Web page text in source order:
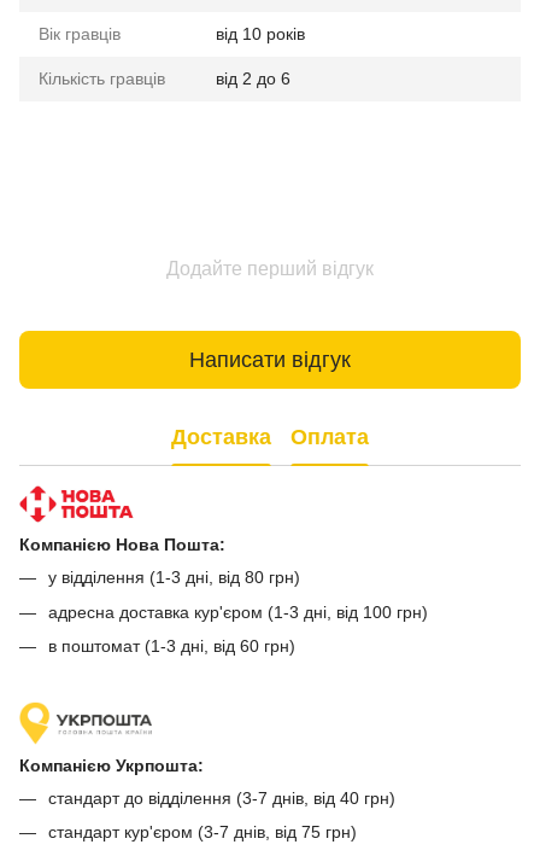
Вік гравців від 10 років
Кількість гравців від 2 до 6
Додайте перший відгук
Написати відгук
Доставка Оплата
Компанією Нова Пошта:
у відділення (1-3 дні, від 80 грн)
адресна доставка кур'єром (1-3 дні, від 100 грн)
в поштомат (1-3 дні, від 60 грн)
Компанією Укрпошта:
стандарт до відділення (3-7 днів, від 40 грн)
стандарт кур'єром (3-7 днів, від 75 грн)